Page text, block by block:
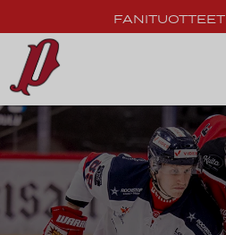
FANITUOTTEET